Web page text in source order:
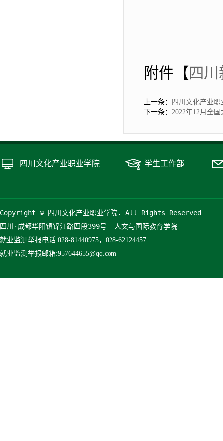
附件【 四
上一条：
四川文化产业
下一条： 2022年12月全
四川文化产业职业学院 学生工作部
Copyright © 四川文化产业职业学院. All Rights Reserved
四川·成都华阳镇锦江路四段399号  人文与国际教育学院
就业监测举报电话:028-81440975，028-62124457
就业监测举报邮箱:957644655@qq.com